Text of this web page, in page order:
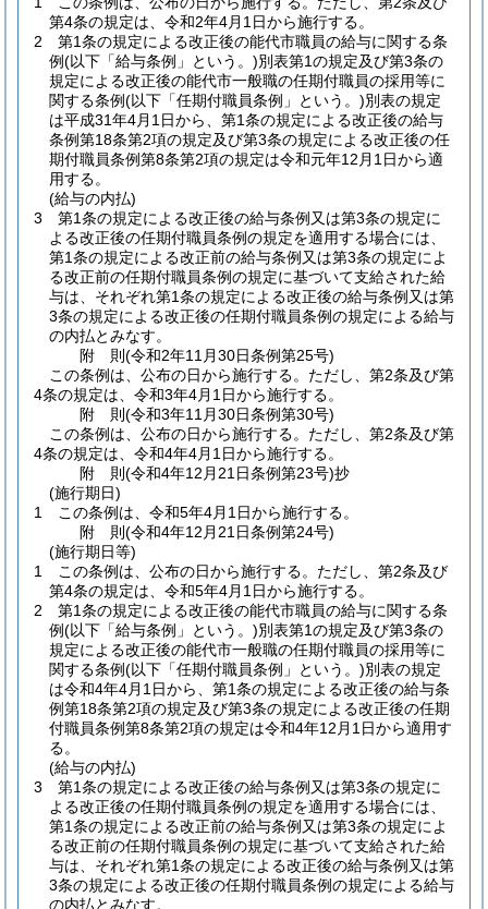
第4条の規定は、令和2年4月1日から施行する。
2
第1条の規定による改正後の能代市職員の給与に関する条
例(以下「給与条例」という。)別表第1の規定及び第3条の
規定による改正後の能代市一般職の任期付職員の採用等に
関する条例(以下「任期付職員条例」という。)別表の規定
は平成31年4月1日から、第1条の規定による改正後の給与
条例第18条第2項の規定及び第3条の規定による改正後の任
期付職員条例第8条第2項の規定は令和元年12月1日から適
用する。
(給与の内払)
3
第1条の規定による改正後の給与条例又は第3条の規定に
よる改正後の任期付職員条例の規定を適用する場合には、
第1条の規定による改正前の給与条例又は第3条の規定によ
る改正前の任期付職員条例の規定に基づいて支給された給
与は、それぞれ第1条の規定による改正後の給与条例又は第
3条の規定による改正後の任期付職員条例の規定による給与
の内払とみなす。
附 則(令和2年11月30日条例第25号)
この条例は、公布の日から施行する。 ただし、第2条及び第
4条の規定は、令和3年4月1日から施行する。
附 則(令和3年11月30日条例第30号)
この条例は、公布の日から施行する。 ただし、第2条及び第
4条の規定は、令和4年4月1日から施行する。
附 則(令和4年12月21日条例第23号)抄
(施行期日)
1
この条例は、令和5年4月1日から施行する。
附 則(令和4年12月21日条例第24号)
(施行期日等)
1
この条例は、公布の日から施行する。 ただし、第2条及び
第4条の規定は、令和5年4月1日から施行する。
2
第1条の規定による改正後の能代市職員の給与に関する条
例(以下「給与条例」という。)別表第1の規定及び第3条の
規定による改正後の能代市一般職の任期付職員の採用等に
関する条例(以下「任期付職員条例」という。)別表の規定
は令和4年4月1日から、第1条の規定による改正後の給与条
例第18条第2項の規定及び第3条の規定による改正後の任期
付職員条例第8条第2項の規定は令和4年12月1日から適用す
る。
(給与の内払)
3
第1条の規定による改正後の給与条例又は第3条の規定に
よる改正後の任期付職員条例の規定を適用する場合には、
第1条の規定による改正前の給与条例又は第3条の規定によ
る改正前の任期付職員条例の規定に基づいて支給された給
与は、それぞれ第1条の規定による改正後の給与条例又は第
3条の規定による改正後の任期付職員条例の規定による給与
の内払とみなす。